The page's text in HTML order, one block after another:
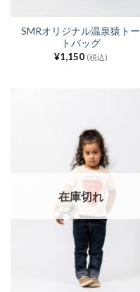
SMRオリジナル温泉猿トー
トバッグ
¥1,150 (税込)
在庫切れ